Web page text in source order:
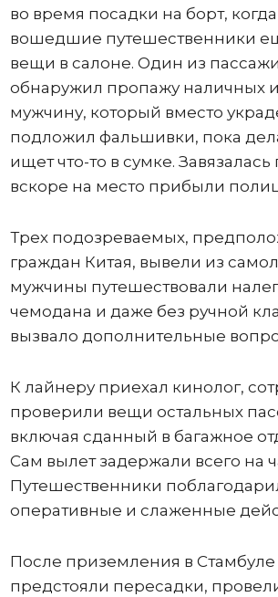
во время посадки на борт,
вошедшие путешественники
вещи в салоне. Один из
обнаружил пропажу наличных и
мужчину, который вместо
подложил фальшивки, пока
ищет что-то в сумке. Завязалась
вскоре на место прибыли
Трех подозреваемых,
граждан Китая, вывели из
мужчины путешествовали
чемодана и даже без ручной
вызвало дополнительные
К лайнеру приехал кинолог,
проверили вещи остальных
включая сданный в багажное
Сам вылет задержали всего на
Путешественники
оперативные и слаженные
После приземления в Стамбуле
предстояли пересадки,